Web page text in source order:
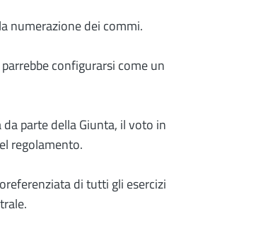
numerazione dei commi.
configurarsi come un
parte della Giunta, il voto in
regolamento.
di tutti gli esercizi